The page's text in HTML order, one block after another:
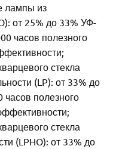
лампы из
от 25% до 33% УФ-
часов полезного
стекла
(LP): от 33% до
полезного
стекла
(LPHO): от 33% до